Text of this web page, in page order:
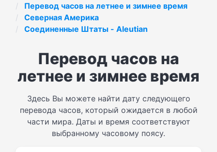
Перевод часов на летнее и зимнее время
Северная Америка
Соединенные Штаты - Aleutian
Перевод часов на
летнее и зимнее время
Здесь Вы можете найти дату следующего
перевода часов, который ожидается в любой
части мира. Даты и время соответствуют
выбранному часовому поясу.